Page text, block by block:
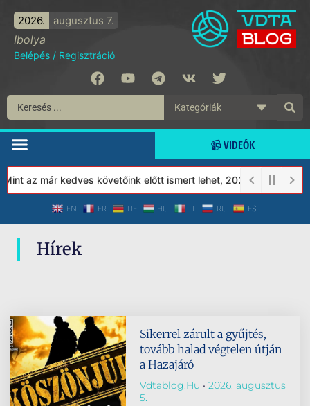
2026. augusztus 7.
Ibolya
Belépés / Regisztráció
📹 VIDEÓK
az már kedves követőink előtt ismert lehet, 2023-tól a Védett
EN FR DE HU IT RU ES
Hírek
Sikerrel zárult a gyűjtés,
tovább halad végtelen útján
a Hazajáró
Vdtablog.hu
2026. augusztus
5.